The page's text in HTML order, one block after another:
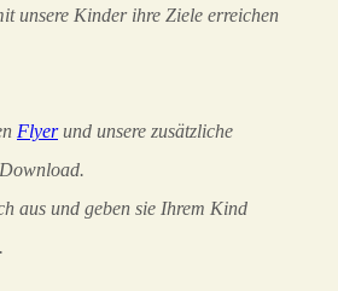
unsere Kinder ihre Ziele erreichen
Flyerund unsere zusätzliche
aus und geben sie Ihrem Kind